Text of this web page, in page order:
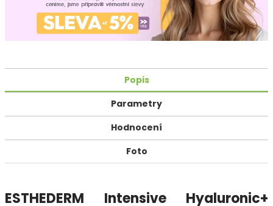
Popis
Parametry
Hodnocení
Foto
ESTHEDERM Intensive Hyaluronic+